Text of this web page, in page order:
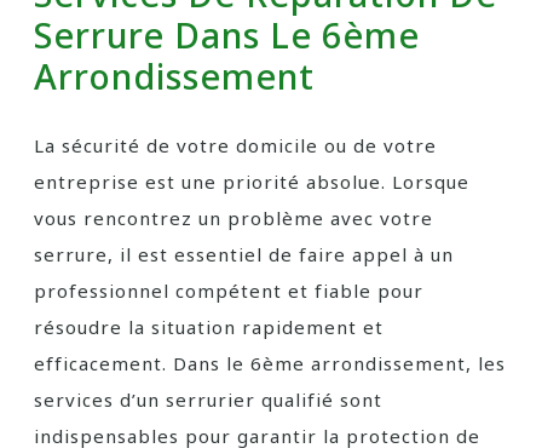
Serrure Dans Le 6ème
Arrondissement
La sécurité de votre domicile ou de votre
entreprise est une priorité absolue. Lorsque
vous rencontrez un problème avec votre
serrure, il est essentiel de faire appel à un
professionnel compétent et fiable pour
résoudre la situation rapidement et
efficacement. Dans le 6ème arrondissement, les
services d’un serrurier qualifié sont
indispensables pour garantir la protection de